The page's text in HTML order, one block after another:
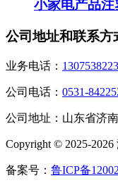
小家电产品
公司地址和联系方
业务电话：
公司电话： 0531-
公司地址：山东省济
Copyright © 2025-
备案号： 鲁ICP备